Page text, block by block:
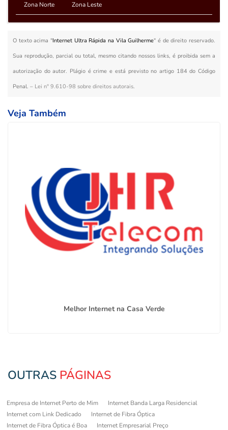
Zona Norte Zona Leste
O texto acima "Internet Ultra Rápida na Vila Guilherme" é de direito reservado.
Sua reprodução, parcial ou total, mesmo citando nossos links, é proibida sem a
autorização do autor. Plágio é crime e está previsto no artigo 184 do Código
Penal. – Lei n° 9.610-98 sobre direitos autorais.
Veja Também
Melhor Internet na Casa Verde
OUTRAS PÁGINAS
Empresa de Internet Perto de Mim
Internet Banda Larga Residencial
Internet com Link Dedicado
Internet de Fibra Óptica
Internet de Fibra Óptica é Boa
Internet Empresarial Preço